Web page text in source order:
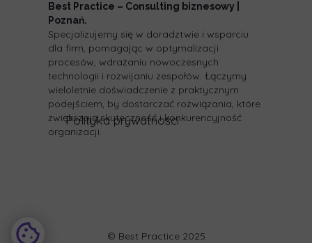
Polityka prywatności
Best Practice – Consulting biznesowy |
Poznań.
Specjalizujemy się w doradztwie i wsparciu
dla firm, pomagając w optymalizacji
procesów, wdrażaniu nowoczesnych
technologii i rozwijaniu zespołów. Łączymy
wieloletnie doświadczenie z praktycznym
podejściem, by dostarczać rozwiązania, które
zwiększają skuteczność i konkurencyjność
organizacji.
© Best Practice 2025